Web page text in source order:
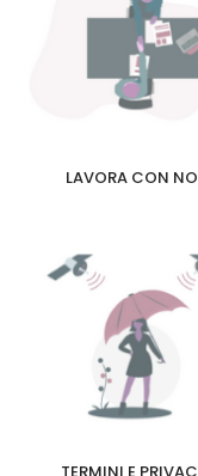
LAVORA CON